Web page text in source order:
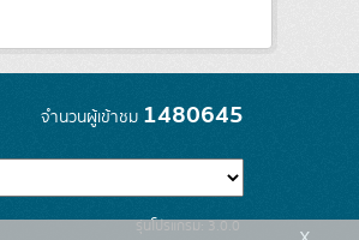
จำนวนผู้เข้าชม 1480645
รุ่นโปรแกรม: 3.0.0